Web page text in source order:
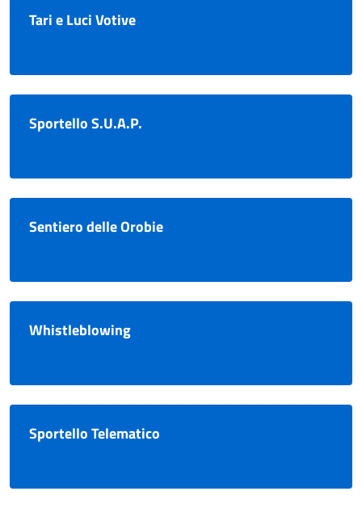
Tari e Luci Votive
Sportello S.U.A.P.
Sentiero delle Orobie
Whistleblowing
Sportello Telematico